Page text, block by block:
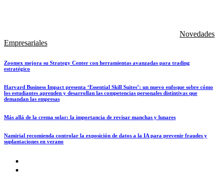
Novedades
Empresariales
Zoomex mejora su Strategy Center con herramientas avanzadas para trading
estratégico
Harvard Business Impact presenta ‘Essential Skill Suites’: un nuevo enfoque sobre cómo
los estudiantes aprenden y desarrollan las competencias personales distintivas que
demandan las empresas
Más allá de la crema solar: la importancia de revisar manchas y lunares
Namirial recomienda controlar la exposición de datos a la IA para prevenir fraudes y
suplantaciones en verano